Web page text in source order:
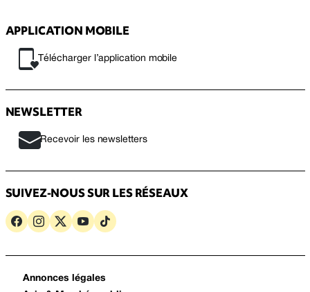
APPLICATION MOBILE
Télécharger l’application mobile
NEWSLETTER
Recevoir les newsletters
SUIVEZ-NOUS SUR LES RÉSEAUX
Annonces légales